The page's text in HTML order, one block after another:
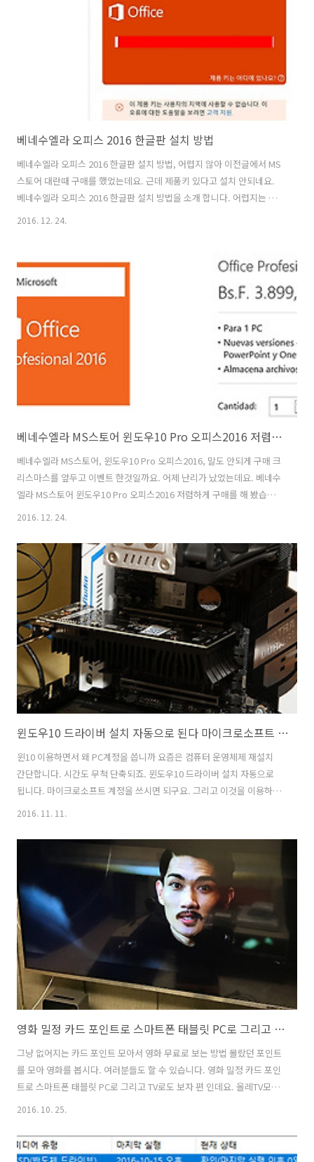
미뮤 앱플레이어 천검 게임 PC 게임처럼 즐겨보자 천검 게임을 이렇게
베네수엘라 오피스 2016 한글판 설치 방법
베네수엘라 오피스 2016 한글판 설치 방법, 어렵지 않아 이전글에서 MS
스토어 대란때 구매를 했었는데요. 근데 제품키 있다고 설치 안되네요.
베네수엘라 오피스 2016 한글판 설치 방법을 소개 합니다. 어렵지는 않
네요. 메일을 받은 사람은 쉽게 설치가 됩니다. 그렇지 않으면 파일을 받
보고 하면 어려울 수 있습니다. // 추가 정상적인 절차로 구매했다고 하더
라도 지금은 모두 환불조취가 되고 있습니다. 아래 방법으로 인증이 되더
라도 나중에 강제로 환불이 된다고 하니 참고하세요. 오피스 제품군 경우
원래 구매한 해당 나라 언어에서만 설치가 가능합니다. 운영체제에 종
속..
2016. 12. 24.
베네수엘라 MS스토어 윈도우10 Pro 오피스2016 저렴하게 구매
베네수엘라 MS스토어, 윈도우10 Pro 오피스2016, 말도 안되게 구매 크
리스마스를 앞두고 이벤트 한것일까요. 어제 난리가 났었는데요. 베네수
엘라 MS스토어 윈도우10 Pro 오피스2016 저렴하게 구매를 해 봤습니
윈도우10 Pro 오피스2016 저렴하게 구매 하는 방법을 적어둘테니 다음
에도 또 만약 이런 말도 안되는 이벤트가 벌어지면 빠르게 필요한만큼만
해보죠. MS오피스에서 오피스나 윈도우 제품군을 구매가 가능합니다.
디지털 인증으로 쉽게 구매도 가능한데요. 정품은 써야죠. 베네수엘라
MS스토어 윈도우10 Pro 오피스2016 저렴하게 구매 그런데 베네수엘라
에..
2016. 12. 24.
윈도우10 드라이버 설치 자동으로 된다 마이크로소프트 계정
윈10 이용하면서 왜 PC계정을 씁니까 요즘은 컴퓨터 운영체제 재설치
간단합니다. 시간도 무척 단축되죠. 윈도우10 드라이버 설치 자동으로
됩니다. 마이크로소프트 계정을 쓰시면 되구요. 그리고 이것을 이용하면
추가 설치되는 프로그램도 더 편리하게 이용할 수 있습니다. 제가 사용하
설치 시간이 단축되며 이후 프로그램은 원드라이브에서 가져와서 바로
설치를 합니다. 랜선 뽑아두시거나 3DP 쓰실 필요 없습니다.제가 사용하
는 시스템에서 어떻게 최초에 설치 진행을 하는지 같이 따라해보도록 합
시다. 윈도우10 드라이버 설치 자동으로 된다 마이크로소프트 계정 윈도
우10 Pro USB 인데요. 제 블로그에 윈도우10 카테고리에는 USB 만드
는 방법은 ..
2016. 11. 11.
영화 밀정 카드 포인트로 스마트폰 태블릿 PC로 그리고 TV로도 보자
그냥 없어지는 카드 포인트 모아서 영화 무료로 보는 방법 몰랐던 포인트
를 모아 영화를 봅시다. 여러분들도 할 수 있습니다. 영화 밀정 카드 포인
트로 스마트폰 태블릿 PC로 그리고 TV로도 보자 편 인데요. 올레TV모바
일 경우 플렛폼과는 무관하게 아이디를 모두 통합해서 구매한 컨텐츠를
볼 수 는 없습니다. 아이디는 하나이니 하나의 장비에서만 동시에 볼 수
있는데요. 대신 디바이스는 바꿔서 원하는것을 선택해서 볼 수 있죠.올레
2016. 10. 25.